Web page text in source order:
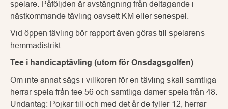
spelare. Påföljden är avstängning från deltagande i
nästkommande tävling oavsett KM eller seriespel.
Vid öppen tävling bör rapport även göras till spelarens
hemmadistrikt.
Tee i handicaptävling (utom för Onsdagsgolfen)
Om inte annat sägs i villkoren för en tävling skall samtliga
herrar spela från tee 56 och samtliga damer spela från 48.
Undantag: Pojkar till och med det år de fyller 12, herrar